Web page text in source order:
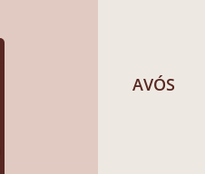
AVÓS